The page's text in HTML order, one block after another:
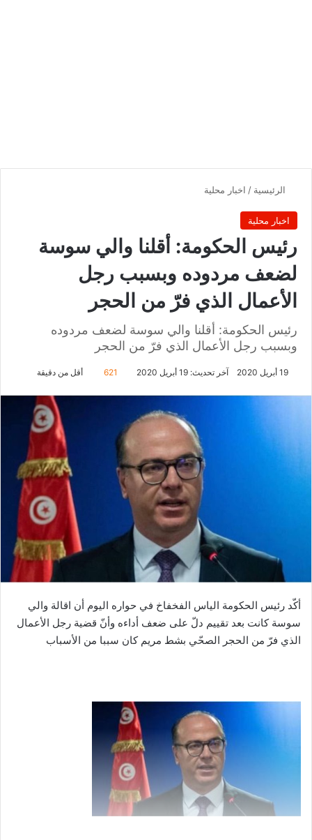
الرئيسية / اخبار محلية
اخبار محلية
رئيس الحكومة: أقلنا والي سوسة
لضعف مردوده وبسبب رجل
الأعمال الذي فرّ من الحجر
رئيس الحكومة: أقلنا والي سوسة لضعف مردوده
وبسبب رجل الأعمال الذي فرّ من الحجر
19 أبريل 2020 آخر تحديث: 19 أبريل 2020 621 أقل من دقيقة
أكّد رئيس الحكومة الياس الفخفاخ في حواره اليوم أن اقالة والي
سوسة كانت بعد تقييم دلّ على ضعف أداءه وأنّ قضية رجل الأعمال
الذي فرّ من الحجر الصحّي بشط مريم كان سببا من الأسباب